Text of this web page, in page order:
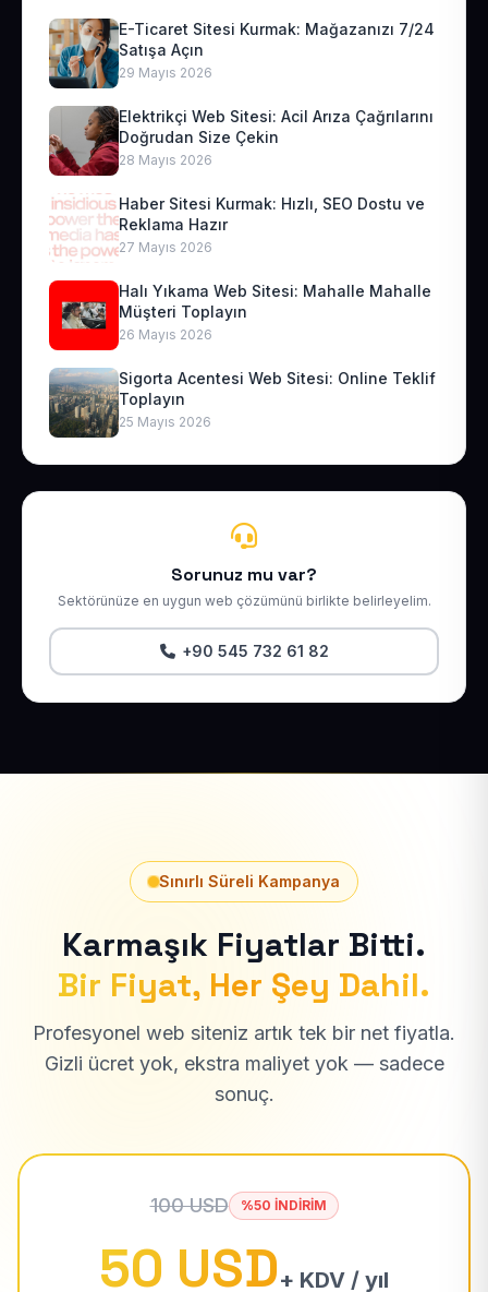
E-Ticaret Sitesi Kurmak: Mağazanızı 7/24
Satışa Açın
29 Mayıs 2026
Elektrikçi Web Sitesi: Acil Arıza Çağrılarını
Doğrudan Size Çekin
28 Mayıs 2026
Haber Sitesi Kurmak: Hızlı, SEO Dostu ve
Reklama Hazır
27 Mayıs 2026
Halı Yıkama Web Sitesi: Mahalle Mahalle
Müşteri Toplayın
26 Mayıs 2026
Sigorta Acentesi Web Sitesi: Online Teklif
Toplayın
25 Mayıs 2026
Sorunuz mu var?
Sektörünüze en uygun web çözümünü birlikte belirleyelim.
+90 545 732 61 82
Sınırlı Süreli Kampanya
Karmaşık Fiyatlar Bitti.
Bir Fiyat, Her Şey Dahil.
Profesyonel web siteniz artık tek bir net fiyatla.
Gizli ücret yok, ekstra maliyet yok — sadece
sonuç.
100 USD %50 İNDİRİM
50 USD+ KDV / yıl